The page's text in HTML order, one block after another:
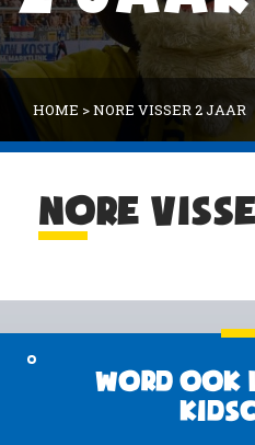
HOME >NORE VISSER 2 JAAR
NORE
Word ook